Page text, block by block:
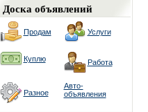
Доска объявлений
Продам Услуги
Куплю Работа
Разное
Авто-
объявления